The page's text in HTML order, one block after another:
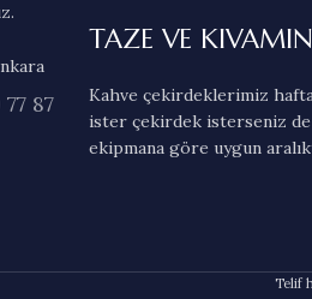
87
TAZE VE
Kahve çekirdeklerimiz
ister çekirdek isterseniz de
ekipmana göre uygun
Telif